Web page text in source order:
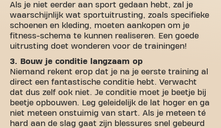
Als je niet eerder aan sport gedaan hebt, zal je
waarschijnlijk wat sportuitrusting, zoals specifieke
schoenen en kleding, moeten aankopen om je
fitness-schema te kunnen realiseren. Een goede
uitrusting doet wonderen voor de trainingen!
3. Bouw je conditie langzaam op
Niemand rekent erop dat je na je eerste training al
direct een fantastische conditie hebt. Verwacht
dat dus zelf ook niet. Je conditie moet je beetje bij
beetje opbouwen. Leg geleidelijk de lat hoger en ga
niet meteen onstuimig van start. Als je meteen té
hard aan de slag gaat zijn blessures snel gebeurd